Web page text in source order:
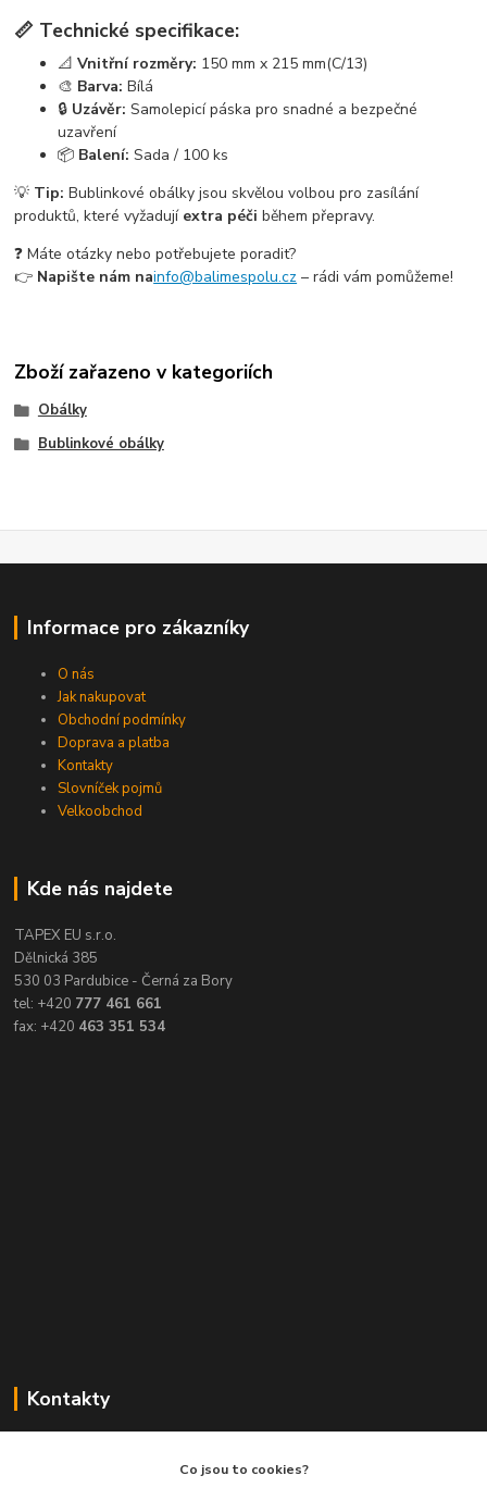
📏 Technické specifikace:
📐Vnitřní rozměry: 150 mm x 215 mm(C/13)
🎨 Barva: Bílá
🔒 Uzávěr: Samolepicí páska pro snadné a bezpečné
uzavření
📦 Balení: Sada / 100 ks
💡 Tip: Bublinkové obálky jsou skvělou volbou pro zasílání
produktů, které vyžadují extra péči během přepravy.
❓ Máte otázky nebo potřebujete poradit?
👉 Napište nám nainfo@balimespolu.cz – rádi vám pomůžeme!
Zboží zařazeno v kategoriích
Obálky
Bublinkové obálky
Informace pro zákazníky
O nás
Jak nakupovat
Obchodní podmínky
Doprava a platba
Kontakty
Slovníček pojmů
Velkoobchod
Kde nás najdete
TAPEX EU s.r.o.
Dělnická 385
530 03 Pardubice - Černá za Bory
tel: +420 777 461 661
fax: +420 463 351 534
Kontakty
Co jsou to cookies?